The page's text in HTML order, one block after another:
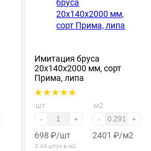
Имитация бруса
20х140х2000 мм, сорт
Прима, липа
шт
- +
698 ₽/шт
3.44 штук в м2
м2
- +
2401 ₽/м2